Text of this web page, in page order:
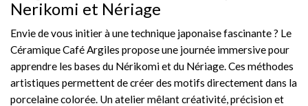
Nerikomi et Nériage
Envie de vous initier à une technique japonaise fascinante ? Le
Céramique Café Argiles propose une journée immersive pour
apprendre les bases du Nérikomi et du Nériage. Ces méthodes
artistiques permettent de créer des motifs directement dans la
porcelaine colorée. Un atelier mêlant créativité, précision et